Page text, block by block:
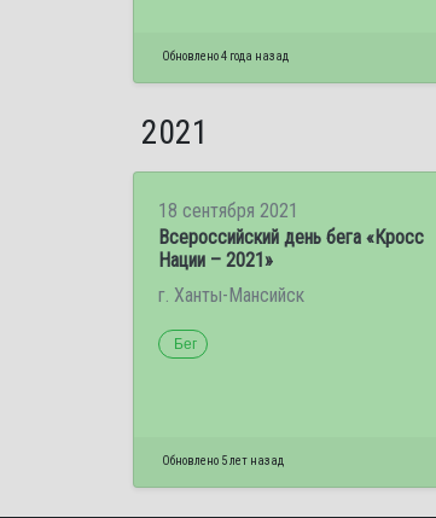
Обновлено 4 года назад
2021
18 сентября 2021
Всероссийский день бега «Кросс
Нации – 2021»
г. Ханты-Мансийск
Бег
Обновлено 5 лет назад